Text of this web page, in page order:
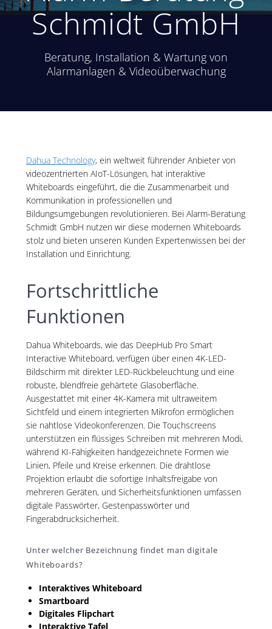
Schmidt GmbH
Beratung, Installation & Wartung von
Alarmanlagen & Videoüberwachung
Dahua Technology, ein weltweit führender Anbieter von
videozentrierten AIoT-Lösungen, hat interaktive
Whiteboards eingeführt, die die Zusammenarbeit und
Kommunikation in professionellen und
Bildungsumgebungen revolutionieren. Bei Alarm-Beratung
Schmidt GmbH nutzen wir diese modernen Whiteboards
stolz und bieten unseren Kunden Expertenwissen bei der
Installation und Einrichtung.
Fortschrittliche
Funktionen
Dahua Whiteboards, wie das DeepHub Pro Smart
Interactive Whiteboard, verfügen über einen 4K-LED-
Bildschirm mit direkter LED-Rückbeleuchtung und eine
robuste, blendfreie gehärtete Glasoberfläche.
Ausgestattet mit einer 4K-Kamera mit ultraweitem
Sichtfeld und einem integrierten Mikrofon ermöglichen
sie nahtlose Videokonferenzen. Die Touchscreens
unterstützen ein flüssiges Schreiben mit mehreren Modi,
während KI-Fähigkeiten handgezeichnete Formen wie
Linien, Pfeile und Kreise erkennen. Die drahtlose
Projektion erlaubt die sofortige Inhaltsfreigabe von
mehreren Geräten, und Sicherheitsfunktionen umfassen
digitale Passwörter, Gestenpasswörter und
Fingerabdrucksicherheit.
Unter welcher Bezeichnung findet man digitale
Whiteboards?
Interaktives Whiteboard
Smartboard
Digitales Flipchart
Interaktive Tafel